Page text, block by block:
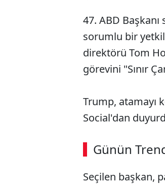
47. ABD
sorumlu bir
direktörü Tom
görevini "Sınır
Trump, atamayı
Social'dan
Günün
Seçilen başkan,